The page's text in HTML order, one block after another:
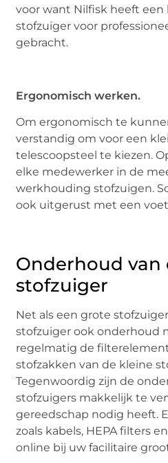
voor want Nilfisk heeft
stofzuiger voor
gebracht.
Ergonomisch werken.
Om ergonomisch te
verstandig om voor een
telescoopsteel te kiezen.
elke medewerker in de
werkhouding stofzuigen.
ook uitgerust met een
Onderhoud van
stofzuiger
Net als een grote
stofzuiger ook onderhoud
regelmatig de
stofzakken van de kleine
Tegenwoordig zijn de
stofzuigers makkelijk te
gereedschap nodig heeft.
zoals kabels, HEPA filters
online bij uw facilitaire